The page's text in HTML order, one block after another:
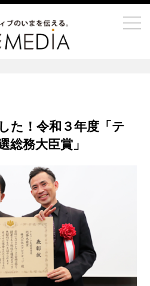
た！令和３年度「テ
総務大臣賞」